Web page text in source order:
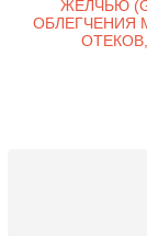
ЖЕЛЧЬЮ
ОБЛЕГЧЕНИЯ